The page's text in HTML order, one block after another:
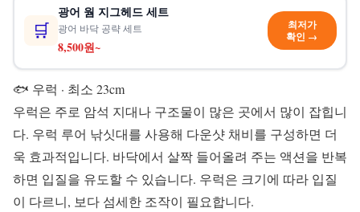
🛒
광어 웜 지그헤드 세트
광어 바닥 공략 세트
8,500원~
최저가
확인 →
🐟 우럭 · 최소 23cm
우럭은 주로 암석 지대나 구조물이 많은 곳에서 많이 잡힙니
다. 우럭 루어 낚싯대를 사용해 다운샷 채비를 구성하면 더
욱 효과적입니다. 바닥에서 살짝 들어올려 주는 액션을 반복
하면 입질을 유도할 수 있습니다. 우럭은 크기에 따라 입질
이 다르니, 보다 섬세한 조작이 필요합니다.